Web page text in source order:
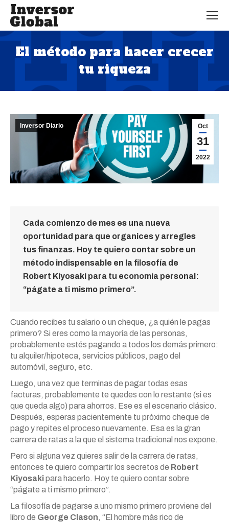
El método para hacer crecer
tu riqueza
Estás aquí:
Oct
31
2022
Inversor Diario
Cada comienzo de mes es una nueva
oportunidad para que organices y arregles
tus finanzas. Hoy te quiero contar sobre un
método indispensable en la filosofía de
Robert Kiyosaki para tu economía personal:
“págate a ti mismo primero”.
Cuando recibes tu salario o un cheque, ¿a quién le pagas
primero? Si eres como la mayoría de las personas,
probablemente estés pagando a todos los demás primero:
tu alquiler/hipoteca, servicios públicos, pago del
automóvil, seguro, etc.
Luego, una vez que terminas de pagar todas esas
facturas, probablemente te quedes con lo restante (si es
que queda algo) para ahorros. Ese es el escenario clásico.
Después, esperas pacientemente tu próximo cheque de
pago y repites el proceso nuevamente. Esa es la gran
carrera de ratas a la que el sistema tradicional nos expone.
Pero si alguna vez quieres salir de la carrera de ratas,
entonces te quiero compartir los secretos de Robert
Kiyosakipara hacerlo. Hoy te quiero contar sobre
“págate a ti mismo primero”.
La filosofía de pagarse a uno mismo primero proviene del
libro de George Clason, “El hombre más rico de